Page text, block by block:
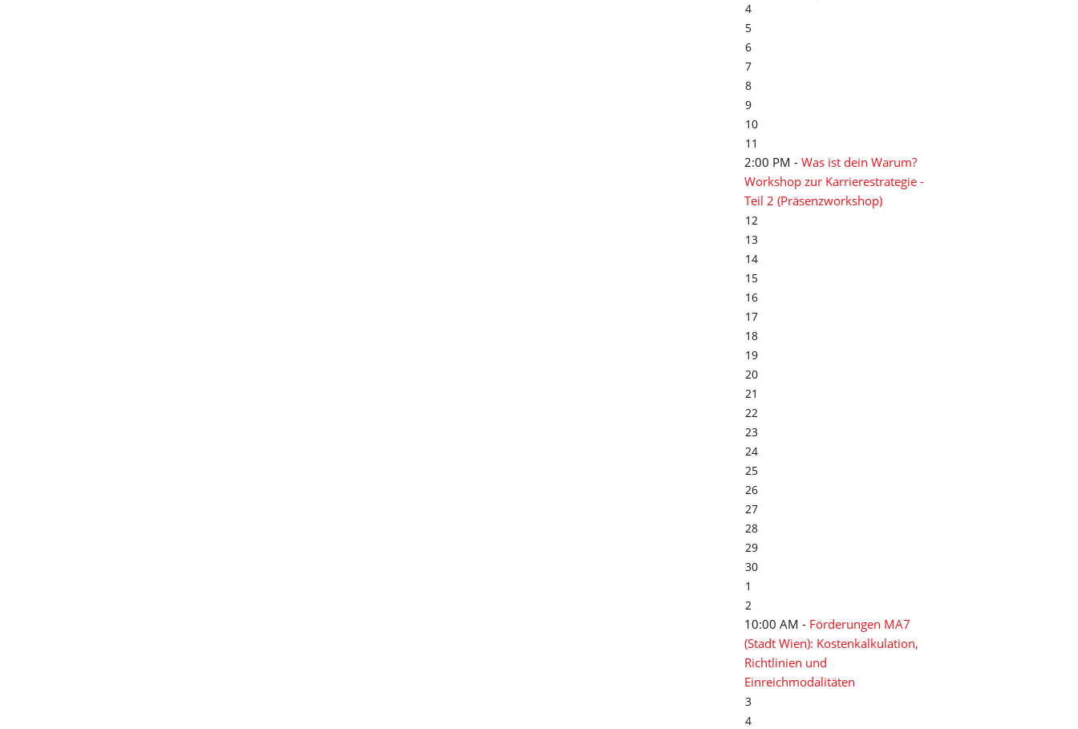
4
5
6
7
8
9
10
11
2:00 PM - Was ist dein Warum?
Workshop zur Karrierestrategie -
Teil 2 (Präsenzworkshop)
12
13
14
15
16
17
18
19
20
21
22
23
24
25
26
27
28
29
30
1
2
10:00 AM - Förderungen MA7
(Stadt Wien): Kostenkalkulation,
Richtlinien und
Einreichmodalitäten
3
4